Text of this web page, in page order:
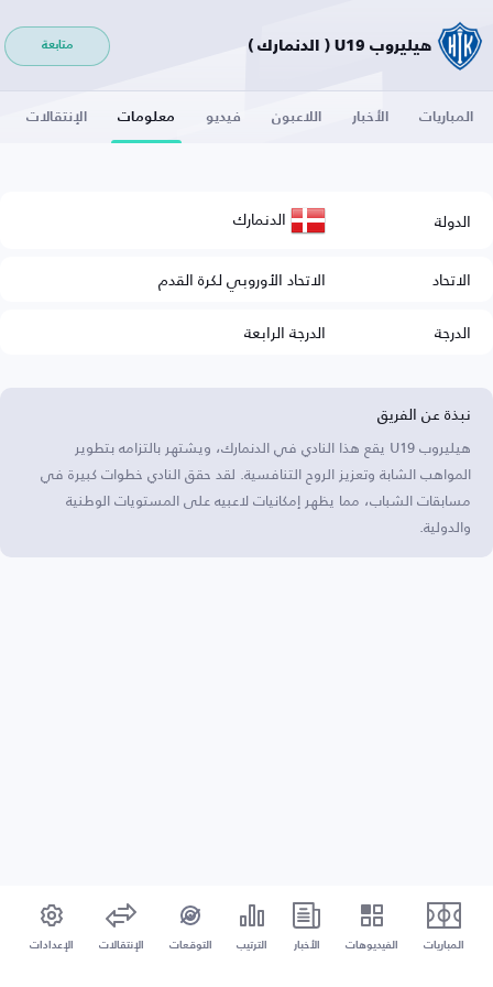
هيليروب U19 ( الدنمارك ) متابعة
المباريات الأخبار اللاعبون فيديو معلومات الإنتقالات
الدولة الدنمارك
الاتحاد
الاتحاد الأوروبي لكرة القدم
الدرجة
الدرجة الرابعة
نبذة عن الفريق
هيليروب U19 يقع هذا النادي في الدنمارك، ويشتهر بالتزامه بتطوير
المواهب الشابة وتعزيز الروح التنافسية. لقد حقق النادي خطوات كبيرة في
مسابقات الشباب، مما يظهر إمكانيات لاعبيه على المستويات الوطنية
والدولية.
المباريات الفيديوهات الأخبار الترتيب التوقعات الإنتقالات الإعدادات